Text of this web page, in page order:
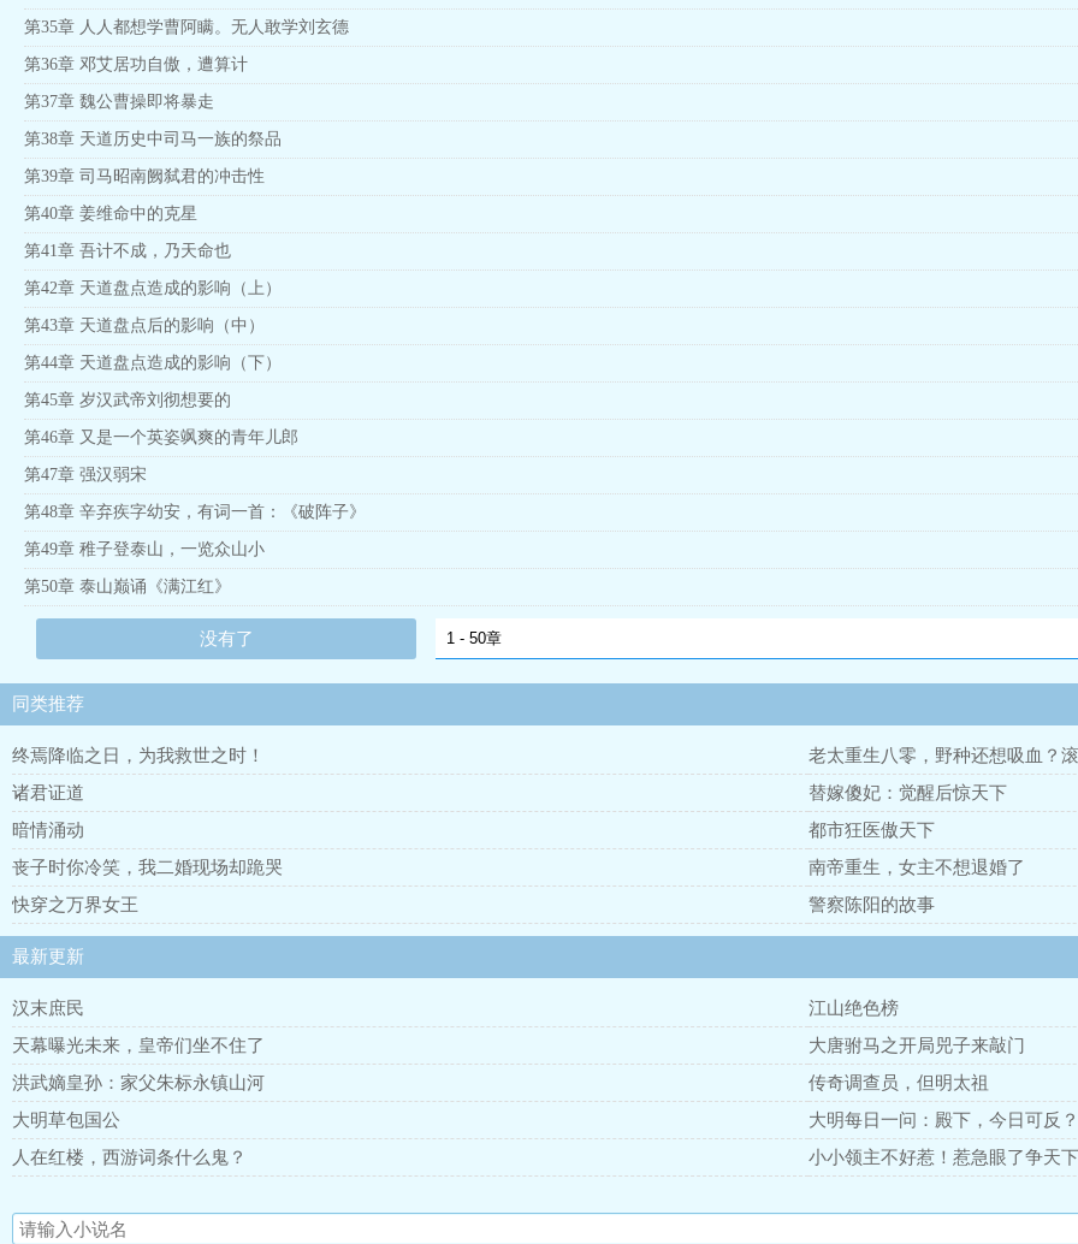
第35章 人人都想学曹阿瞒。无人敢学刘玄德
第36章 邓艾居功自傲，遭算计
第37章 魏公曹操即将暴走
第38章 天道历史中司马一族的祭品
第39章 司马昭南阙弑君的冲击性
第40章 姜维命中的克星
第41章 吾计不成，乃天命也
第42章 天道盘点造成的影响（上）
第43章 天道盘点后的影响（中）
第44章 天道盘点造成的影响（下）
第45章 岁汉武帝刘彻想要的
第46章 又是一个英姿飒爽的青年儿郎
第47章 强汉弱宋
第48章 辛弃疾字幼安，有词一首：《破阵子》
第49章 稚子登泰山，一览众山小
第50章 泰山巅诵《满江红》
没有了
同类推荐
终焉降临之日，为我救世之时！
老太重生八零，野种还想吸血？滚
诸君证道
替嫁傻妃：觉醒后惊天下
暗情涌动
都市狂医傲天下
丧子时你冷笑，我二婚现场却跪哭
南帝重生，女主不想退婚了
快穿之万界女王
警察陈阳的故事
最新更新
汉末庶民
江山绝色榜
天幕曝光未来，皇帝们坐不住了
大唐驸马之开局兕子来敲门
洪武嫡皇孙：家父朱标永镇山河
传奇调查员，但明太祖
大明草包国公
大明每日一问：殿下，今日可反？
人在红楼，西游词条什么鬼？
小小领主不好惹！惹急眼了争天下